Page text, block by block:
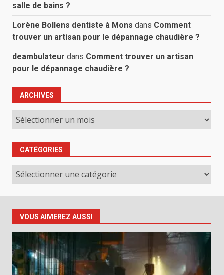
salle de bains ?
Lorène Bollens dentiste à Mons dans Comment
trouver un artisan pour le dépannage chaudière ?
deambulateur dans Comment trouver un artisan
pour le dépannage chaudière ?
ARCHIVES
Archives
CATÉGORIES
Catégories
VOUS AIMEREZ AUSSI